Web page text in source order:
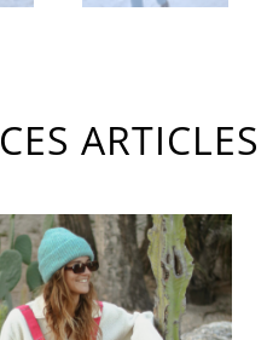
CES